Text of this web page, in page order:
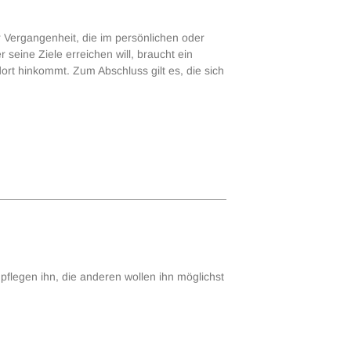
die im persönlichen oder
seine Ziele erreichen will, braucht ein
hinkommt. Zum Abschluss gilt es, die sich
ihn, die anderen wollen ihn möglichst